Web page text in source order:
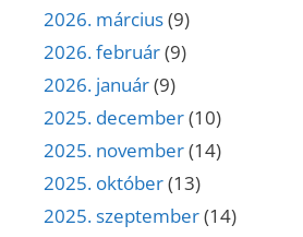
2026. március(9)
2026. február(9)
2026. január(9)
2025. december(10)
2025. november(14)
2025. október(13)
2025. szeptember(14)